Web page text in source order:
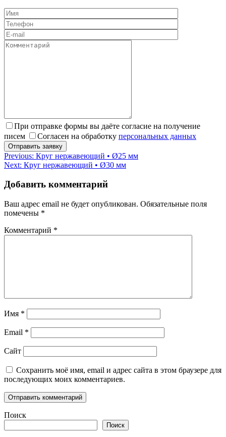
При отправке формы вы даёте согласие на получение
писем
Согласен на обработку персональных данных
Навигация
по
записям
Previous: Круг нержавеющий • Ø25 мм
Next: Круг нержавеющий • Ø30 мм
Добавить комментарий
Ваш адрес email не будет опубликован. Обязательные поля
помечены *
Комментарий *
Имя *
Email *
Сайт
Сохранить моё имя, email и адрес сайта в этом браузере для
последующих моих комментариев.
Поиск
Поиск